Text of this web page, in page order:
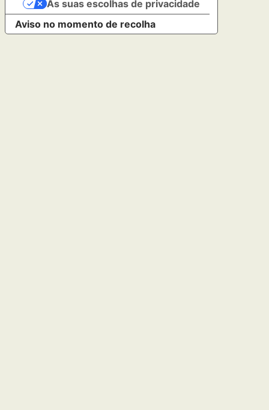
Aviso no momento de recolha
As suas escolhas de privacidade